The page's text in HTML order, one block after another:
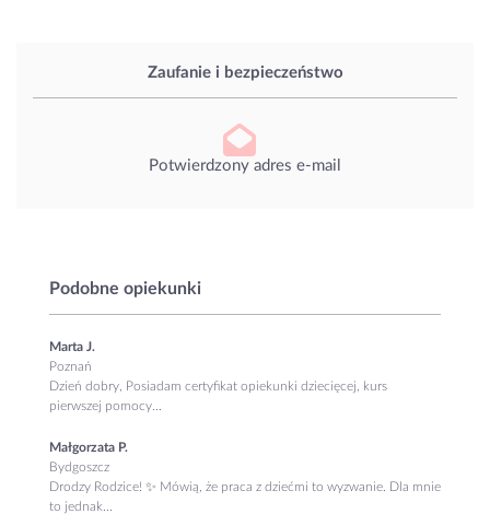
Zaufanie i bezpieczeństwo
Potwierdzony adres e-mail
Podobne opiekunki
Marta J.
Poznań
Dzień dobry, Posiadam certyfikat opiekunki dziecięcej, kurs
pierwszej pomocy...
Małgorzata P.
Bydgoszcz
Drodzy Rodzice! ✨ Mówią, że praca z dziećmi to wyzwanie. Dla mnie
to jednak...